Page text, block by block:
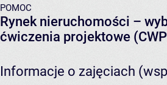
POMOC
Rynek nieruchomości –
ćwiczenia projektowe
Informacje o zajęciach